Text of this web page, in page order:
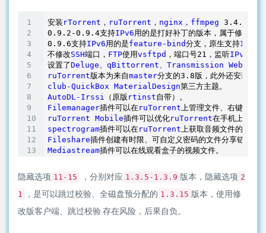
安装 rTorrent ， ruTorrent ， nginx ， ffmpeg 3 .4 .2
0 .9 .2-0 .9 .4支持IPv6用的是打好补丁的版本，属于修改版
0 .9 .6支持IPv6用的是feature-bind分支，原生支持IPv6
不修改SSH端口， FTP使用vsftpd ，端口号21，监听IPv6
设置了Deluge、 qBittorrent、 Transmission WebUI
ruTorrent版本为来自master分支的3 .8
club-QuickBox MaterialDesign
AutoDL-Irssi （原版 rtinst
Filemanager插件可以在ruTorrent上管理文件、右键创建
ruTorrent Mobile插件可以优化ruTorrent
spectrogram插件可以在ruTorrent
Fileshare
Mediastream插件可以在线观看盒子的视频文件。
隐藏选项 11-15 ，分别对应 1.3.5-1.3.9 版本，隐藏选项 2
1
，是可以跳过校验、全磁盘预分配的 1.3.15 版本，使用修
改版客户端、跳过校验 存在风险，后果自负。